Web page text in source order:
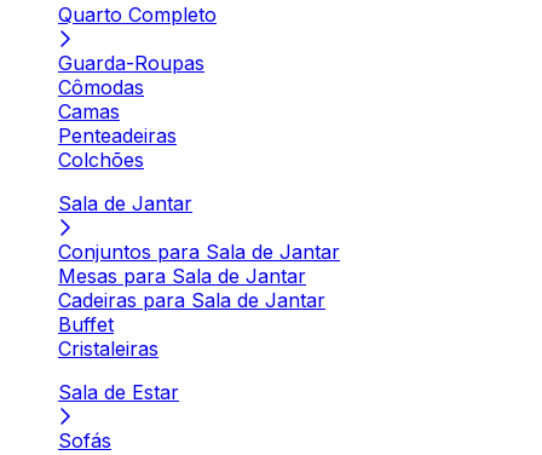
Quarto Completo
Guarda-Roupas
Cômodas
Camas
Penteadeiras
Colchões
Sala de Jantar
Conjuntos para Sala de Jantar
Mesas para Sala de Jantar
Cadeiras para Sala de Jantar
Buffet
Cristaleiras
Sala de Estar
Sofás